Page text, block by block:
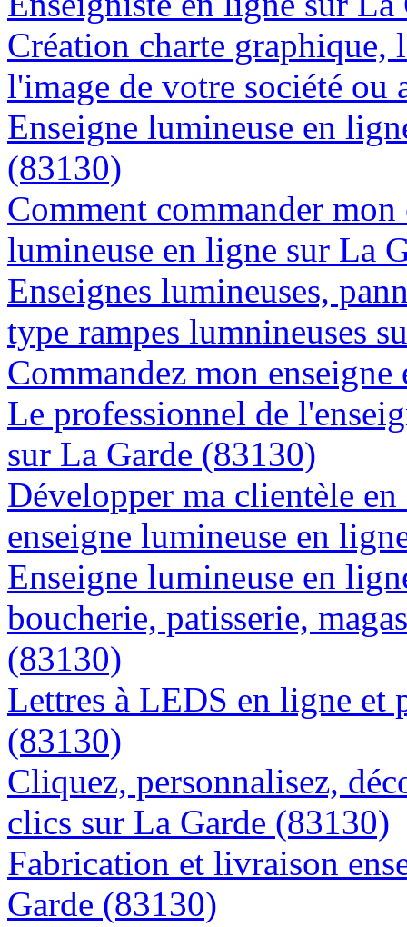
Création charte graphique,
l'image de votre société
Enseigne lumineuse en
(83130)
Comment commander
lumineuse en ligne sur La
Enseignes lumineuses,
type rampes lumnineuses
Commandez mon
Le professionnel de
sur La Garde (83130)
Développer ma clientèle
enseigne lumineuse en
Enseigne lumineuse en
boucherie, patisserie,
(83130)
Lettres à LEDS en ligne et
(83130)
Cliquez, personnalisez,
clics sur La Garde (83130)
Fabrication et livraison
Garde (83130)